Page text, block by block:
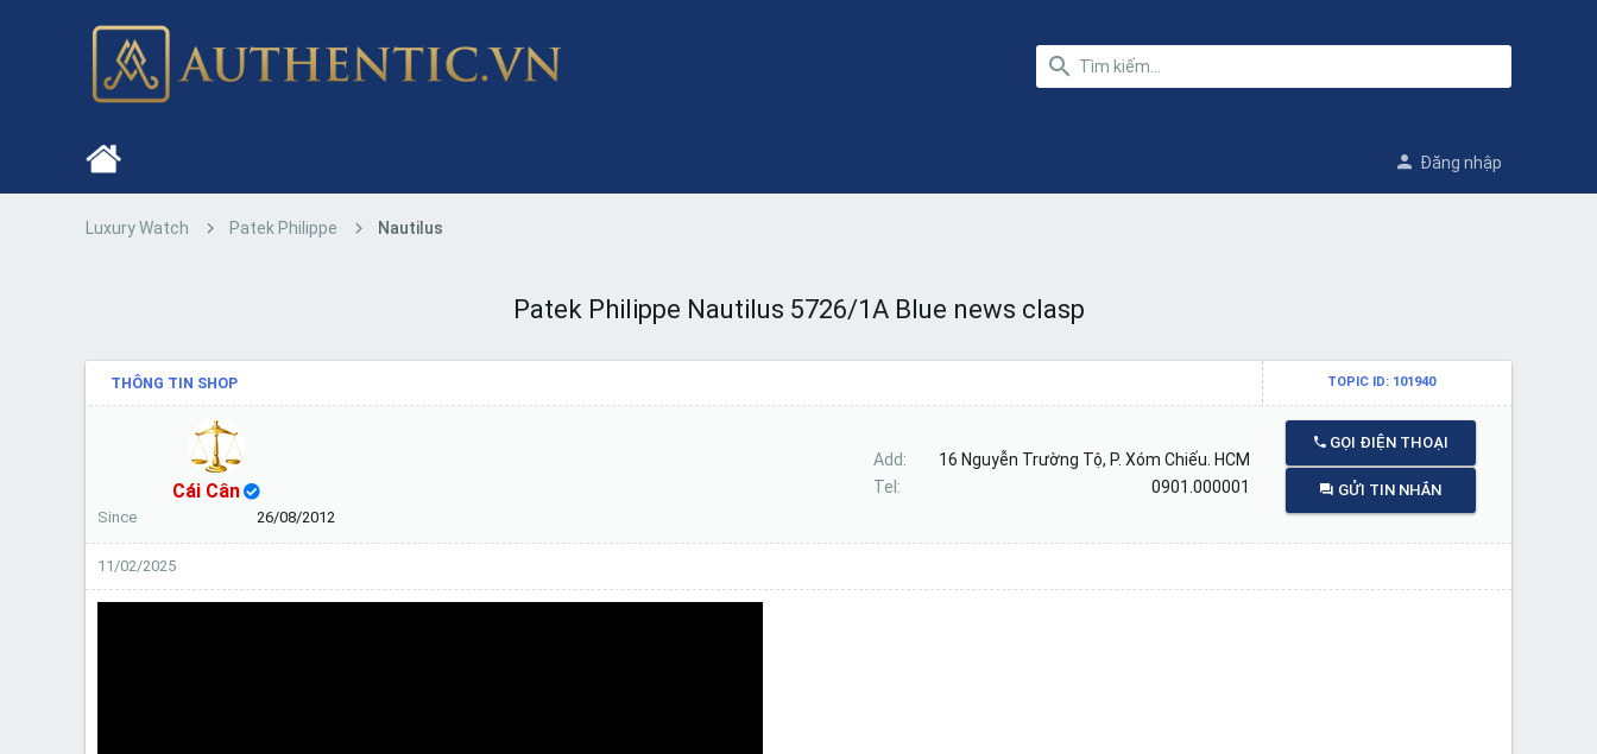
Đăng nhập
Luxury Watch Patek Philippe Nautilus
Patek Philippe Nautilus 5726/1A Blue news clasp
THÔNG TIN SHOP TOPIC ID: 101940
Cái Cân
Since 26/08/2012
Add
16 Nguyễn Trường Tộ, P. Xóm Chiếu. HCM
Tel
0901.000001
GỌI ĐIỆN THOẠI
GỬI TIN NHẮN
11/02/2025